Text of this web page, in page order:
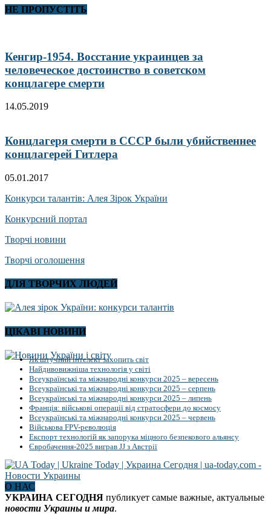
НЕ ПРОПУСТІТЬ
Кенгир-1954. Восстание украинцев за
человеческое достоинство в советском
концлагере смерти
14.05.2019
Концлагеря смерти в СССР были убийственнее
концлагерей Гитлера
05.01.2017
Конкурси талантів: Алея Зірок України
Конкурсний портал
Творчі новини
Творчі оголошення
ДЛЯ ТВОРЧИХ ЛЮДЕЙ
ЦІКАВІ НОВИНИ
Як штучний інтелект захопить світ
Найдивовижніша технологія у світі
Всеукраїнські та міжнародні конкурси 2025 – вересень
Всеукраїнські та міжнародні конкурси 2025 – серпень
Всеукраїнські та міжнародні конкурси 2025 – липень
Франція: військові операції від стратосфери до космосу
Всеукраїнські та міжнародні конкурси 2025 – червень
Військова FPV-революція
Експорт технологій як запорука міцного безпекового альянсу
Євробачення-2025 виграв JJ з Австрії
О НАС
УКРАИНА СЕГОДНЯ публикует самые важные, актуальные
новости Украины и мира.